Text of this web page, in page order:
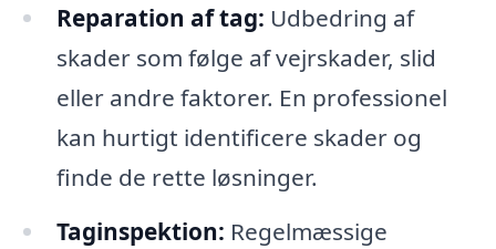
Reparation af tag: Udbedring af
skader som følge af vejrskader, slid
eller andre faktorer. En professionel
kan hurtigt identificere skader og
finde de rette løsninger.
Taginspektion: Regelmæssige